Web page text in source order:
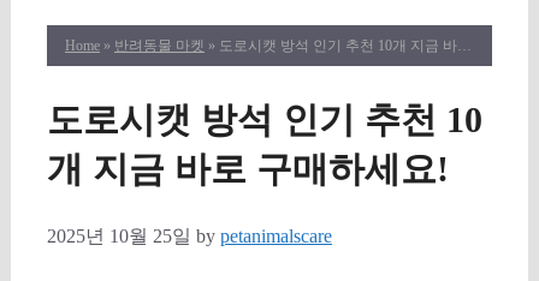
Home » 반려동물 마켓 » 도로시캣 방석 인기 추천 10개 지금 바로 구매하세요!
도로시캣 방석 인기 추천 10
개 지금 바로 구매하세요!
2025년 10월 25일 by petanimalscare